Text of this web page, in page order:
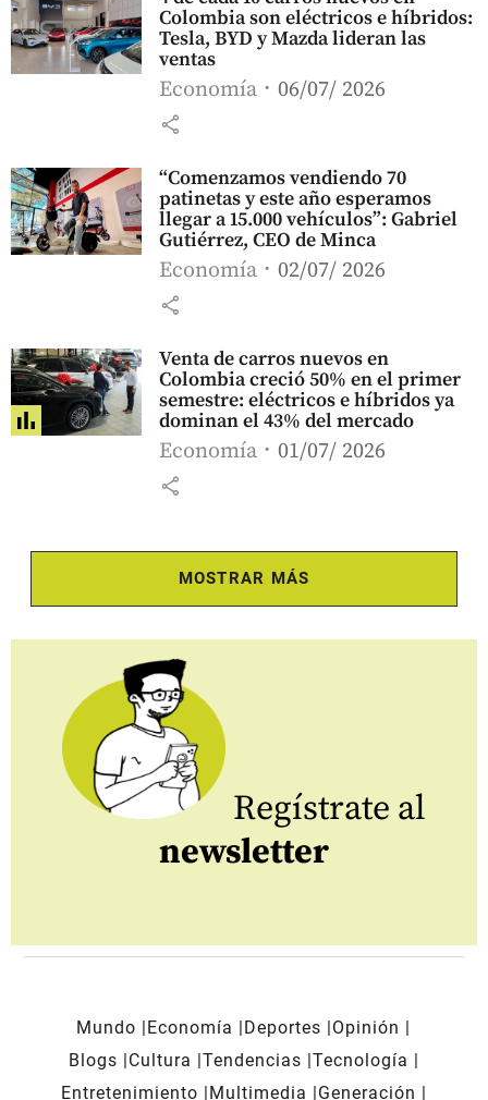
Colombia son eléctricos e híbridos:
Tesla, BYD y Mazda lideran las
ventas
Economía 06/07/ 2026
share
“Comenzamos vendiendo 70
patinetas y este año esperamos
llegar a 15.000 vehículos”: Gabriel
Gutiérrez, CEO de Minca
Economía 02/07/ 2026
share
Venta de carros nuevos en
Colombia creció 50% en el primer
semestre: eléctricos e híbridos ya
dominan el 43% del mercado
Economía 01/07/ 2026
share
MOSTRAR MÁS
Regístrate al
newsletter
Mundo Economía Deportes
Opinión
Blogs
Cultura Tendencias Tecnología
Entretenimiento
Multimedia
Generación